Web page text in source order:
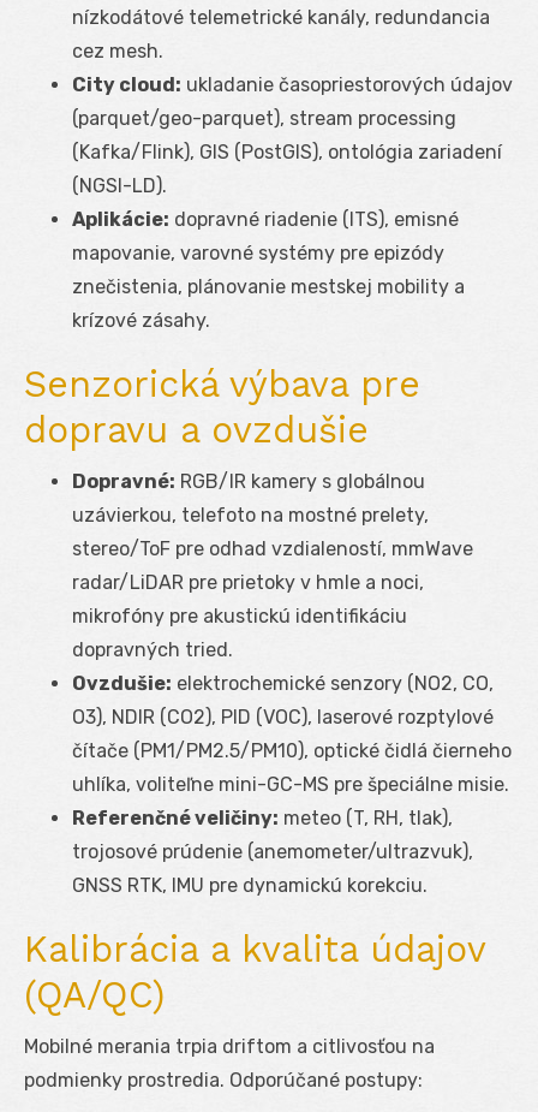
nízkodátové telemetrické kanály, redundancia
cez mesh.
City cloud: ukladanie časopriestorových údajov
(parquet/geo-parquet), stream processing
(Kafka/Flink), GIS (PostGIS), ontológia zariadení
(NGSI-LD).
Aplikácie: dopravné riadenie (ITS), emisné
mapovanie, varovné systémy pre epizódy
znečistenia, plánovanie mestskej mobility a
krízové zásahy.
Senzorická výbava pre
dopravu a ovzdušie
Dopravné: RGB/IR kamery s globálnou
uzávierkou, telefoto na mostné prelety,
stereo/ToF pre odhad vzdialeností, mmWave
radar/LiDAR pre prietoky v hmle a noci,
mikrofóny pre akustickú identifikáciu
dopravných tried.
Ovzdušie: elektrochemické senzory (NO2, CO,
O3), NDIR (CO2), PID (VOC), laserové rozptylové
čítače (PM1/PM2.5/PM10), optické čidlá čierneho
uhlíka, voliteľne mini-GC-MS pre špeciálne misie.
Referenčné veličiny: meteo (T, RH, tlak),
trojosové prúdenie (anemometer/ultrazvuk),
GNSS RTK, IMU pre dynamickú korekciu.
Kalibrácia a kvalita údajov
(QA/QC)
Mobilné merania trpia driftom a citlivosťou na
podmienky prostredia. Odporúčané postupy: